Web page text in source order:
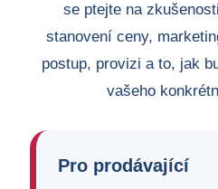
se ptejte na
stanovení ceny,
postup, provizi a to, jak
vašeho
Pro prodávající